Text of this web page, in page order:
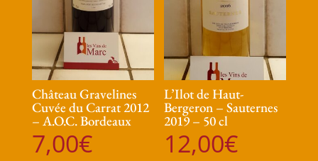
Château Gravelines
Cuvée du Carrat 2012
– A.O.C. Bordeaux
7,00€
L’Ilot de Haut-
Bergeron – Sauternes
2019 – 50 cl
12,00€